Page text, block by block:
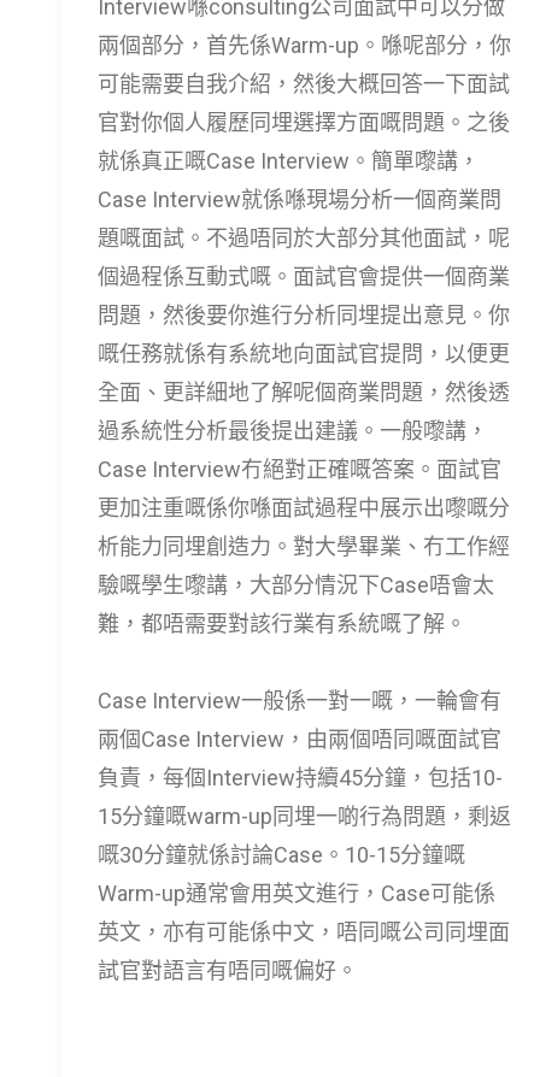
Interview喺consulting公司面試中可以分做
兩個部分，首先係Warm-up。喺呢部分，你
可能需要自我介紹，然後大概回答一下面試
官對你個人履歷同埋選擇方面嘅問題。之後
就係真正嘅Case Interview。簡單嚟講，
Case Interview就係喺現場分析一個商業問
題嘅面試。不過唔同於大部分其他面試，呢
個過程係互動式嘅。面試官會提供一個商業
問題，然後要你進行分析同埋提出意見。你
嘅任務就係有系統地向面試官提問，以便更
全面、更詳細地了解呢個商業問題，然後透
過系統性分析最後提出建議。一般嚟講，
Case Interview冇絕對正確嘅答案。面試官
更加注重嘅係你喺面試過程中展示出嚟嘅分
析能力同埋創造力。對大學畢業、冇工作經
驗嘅學生嚟講，大部分情況下Case唔會太
難，都唔需要對該行業有系統嘅了解。
Case Interview一般係一對一嘅，一輪會有
兩個Case Interview，由兩個唔同嘅面試官
負責，每個Interview持續45分鐘，包括10-
15分鐘嘅warm-up同埋一啲行為問題，剩返
嘅30分鐘就係討論Case。10-15分鐘嘅
Warm-up通常會用英文進行，Case可能係
英文，亦有可能係中文，唔同嘅公司同埋面
試官對語言有唔同嘅偏好。